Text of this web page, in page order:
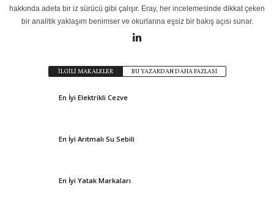
hakkında adeta bir iz sürücü gibi çalışır. Eray, her incelemesinde dikkat çeken
bir analitik yaklaşım benimser ve okurlarına eşsiz bir bakış açısı sunar.
İLGİLİ MAKALELER BU YAZARDAN DAHA FAZLASI
En İyi Elektrikli Cezve
En İyi Arıtmalı Su Sebili
En İyi Yatak Markaları